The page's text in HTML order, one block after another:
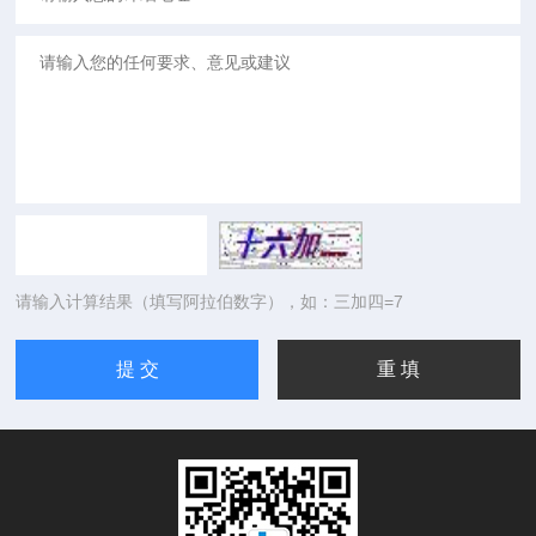
请输入计算结果（填写阿拉伯数字），如：三加四=7